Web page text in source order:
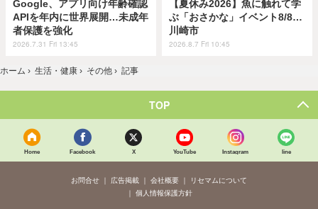
Google、アプリ向け年齢確認
APIを年内に世界展開…未成年
者保護を強化
2026.7.31 Fri 13:45
【夏休み2026】魚に触れて学
ぶ「おさかな」イベント8/8…
川崎市
2026.8.7 Fri 10:45
ホーム › 生活・健康 › その他 › 記事
TOP
Home Facebook X YouTube Instagram line
お問合せ 広告掲載 会社概要
リセマムについて
個人情報保護方針